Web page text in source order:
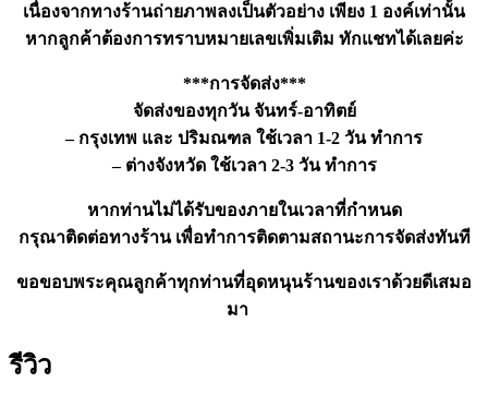
เนื่องจากทางร้านถ่ายภาพลงเป็นตัวอย่าง เพียง 1 องค์เท่านั้น
หากลูกค้าต้องการทราบหมายเลขเพิ่มเติม ทักแชทได้เลยค่ะ
***การจัดส่ง***
จัดส่งของทุกวัน จันทร์-อาทิตย์
– กรุงเทพ และ ปริมณฑล ใช้เวลา 1-2 วัน ทำการ
– ต่างจังหวัด ใช้เวลา 2-3 วัน ทำการ
หากท่านไม่ได้รับของภายในเวลาที่กำหนด
กรุณาติดต่อทางร้าน เพื่อทำการติดตามสถานะการจัดส่งทันที
ขอขอบพระคุณลูกค้าทุกท่านที่อุดหนุนร้านของเราด้วยดีเสมอ
มา
รีวิว